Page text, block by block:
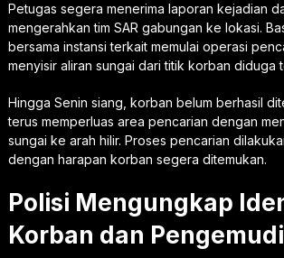
Petugas segera menerima laporan kejadian
mengerahkan tim SAR gabungan ke lokasi.
bersama instansi terkait memulai operasi
menyisir aliran sungai dari titik korban diduga
Hingga Senin siang, korban belum berhasil
terus memperluas area pencarian dengan
sungai ke arah hilir. Proses pencarian
dengan harapan korban segera ditemukan.
Polisi Mengungkap
Korban dan